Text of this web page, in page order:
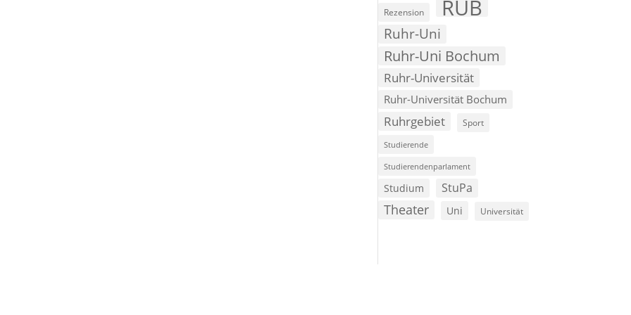
Rezension RUB
Ruhr-Uni
Ruhr-Uni Bochum
Ruhr-Universität
Ruhr-Universität Bochum
Ruhrgebiet Sport
Studierende
Studierendenparlament
Studium StuPa
Theater Uni Universität